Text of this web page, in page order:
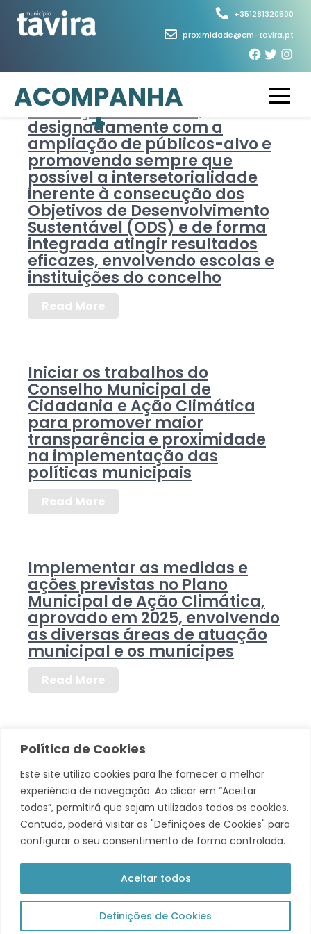
Política de Cookies
Este site utiliza cookies para lhe fornecer a melhor
experiência de navegação. Ao clicar em “Aceitar
todos”, permitirá que sejam utilizados todos os cookies.
Contudo, poderá visitar as "Definições de Cookies" para
configurar o seu consentimento de forma controlada.
Definições de Cookies
Aceitar todos
+351281320500
proximidade@cm-tavira.pt
ACOMPANHA
+
CATEGORIA DO
PROJETO:
CIDADANIA
Continuar o trabalho de
consolidação do programa de
educação ambiental,
designadamente com a
ampliação de públicos-alvo e
promovendo sempre que
possível a intersetorialidade
inerente à consecução dos
Objetivos de Desenvolvimento
Sustentável (ODS) e de forma
integrada atingir resultados
eficazes, envolvendo escolas e
instituições do concelho
Read More
Iniciar os trabalhos do
Conselho Municipal de
Cidadania e Ação Climática
para promover maior
transparência e proximidade
na implementação das
políticas municipais
Read More
Implementar as medidas e
ações previstas no Plano
Municipal de Ação Climática,
aprovado em 2025, envolvendo
as diversas áreas de atuação
municipal e os munícipes
Read More
© 2026 Município de Tavira. Todos os direitos reservados.
Política de Privacidade